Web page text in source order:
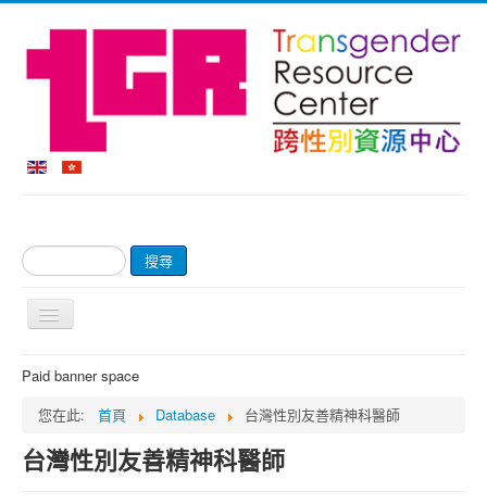
搜
尋...
搜尋
切
覽
首頁
關於我們
輔導服務
Paid banner space
您在此:
首頁 Database 台灣性別友善精神科醫師
台灣性別友善精神科醫師